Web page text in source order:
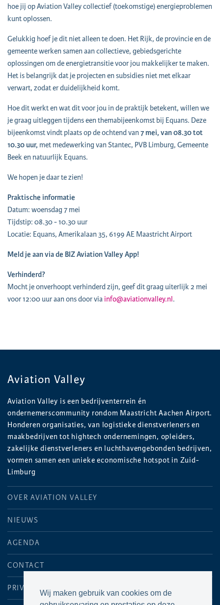
Wij maken gebruik van cookies om de
hoe jij op Aviation Valley collectief (toekomstige) energieproblemen
kunt oplossen.
Gelukkig hoef je dit niet alleen te doen. Het Rijk, de provincie en de
gemeente werken samen aan collectieve, gebiedsgerichte
oplossingen om de energietransitie voor jou makkelijker te maken.
Het is belangrijk dat je projecten en subsidies niet met elkaar
verwart, zodat er duidelijkheid komt.
Hoe dit werkt en wat dit voor jou in de praktijk betekent, willen we
je graag uitleggen tijdens een themabijeenkomst bij Equans. Deze
bijeenkomst vindt plaats op de ochtend van7 mei, van 08.30 tot
10.30 uur, met medewerking van Stantec, PVB Limburg, Gemeente
Beek en natuurlijk Equans.
We hopen je daar te zien!
Praktische informatie
Datum: woensdag 7 mei
Tijdstip: 08.30 - 10.30 uur
Locatie: Equans, Amerikalaan 35, 6199 AE Maastricht Airport
Meld je aan via de BIZ Aviation Valley App!
Verhinderd?
Mocht je onverhoopt verhinderd zijn, geef dit graag uiterlijk 2 mei
voor 12:00 uur aan ons door viainfo@aviationvalley.nl.
Aviation Valley
Aviation Valley is een bedrijventerrein én
ondernemerscommunity rondom Maastricht Aachen Airport.
Honderen organisaties, van logistieke dienstverleners en
maakbedrijven tot hightech ondernemingen, opleiders,
zakelijke dienstverleners en luchthavengebonden bedrijven,
vormen samen een unieke economische hotspot in Zuid-
Limburg
OVER AVIATION VALLEY
NIEUWS
AGENDA
CONTACT
PRIVACYVERKLARING